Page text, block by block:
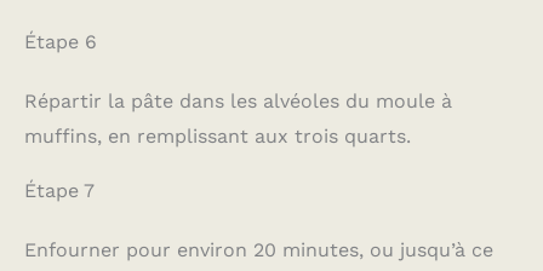
Étape 6
Répartir la pâte dans les alvéoles du moule à
muffins, en remplissant aux trois quarts.
Étape 7
Enfourner pour environ 20 minutes, ou jusqu’à ce